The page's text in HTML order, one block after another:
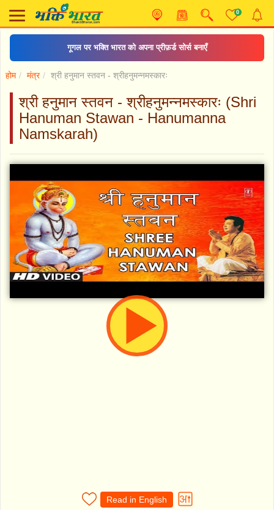
0
गूगल पर भक्ति भारत को अपना प्रीफ़र्ड सोर्स बनाएँ
होम मंत्र श्री हनुमान स्तवन - श्रीहनुमन्नमस्कारः
श्री हनुमान स्तवन - श्रीहनुमन्नमस्कारः (Shri
Hanuman Stawan - Hanumanna
Namskarah)
Read in English